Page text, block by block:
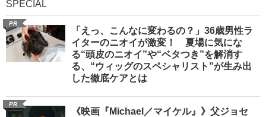
SPECIAL
PR
「えっ、こんなに変わるの？」36歳男性ラ
イターのニオイが激変！ 夏場に気にな
る“頭皮のニオイ”や“ベタつき”を解消す
る、“ウィッグのスペシャリスト”が生み出
した徹底ケアとは
PR
《映画『Michael／マイケル』》父ジョセ